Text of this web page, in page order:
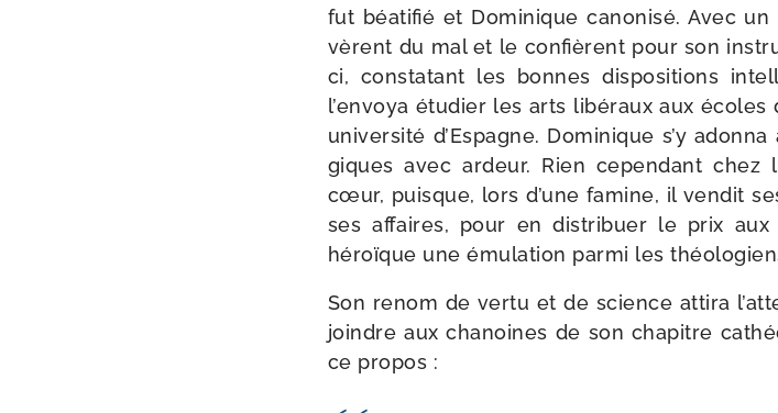
fut béa­ti­fié et Dominique cano­ni­sé. Avec
vèrent du mal et le confièrent pour son
ci, consta­tant les bonnes dis­po­si­tions
l’envoya étu­dier les arts libé­raux aux
uni­ver­si­té d’Espagne. Dominique s’y
giques avec ardeur. Rien cepen­dant chez
cœur, puisque, lors d’une famine, il ven­dit
ses affaires, pour en dis­tri­buer le prix
héroïque une ému­la­tion par­mi les
Son renom de ver­tu et de science atti­ra
joindre aux cha­noines de son cha­pitre
ce propos :